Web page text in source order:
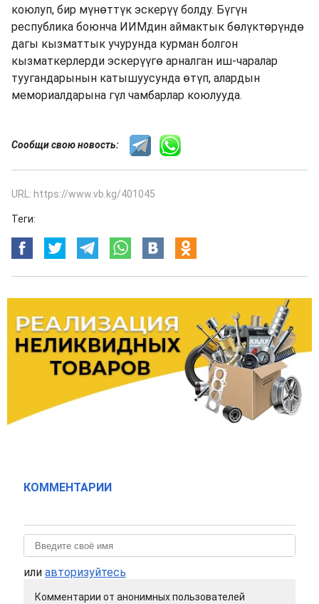
коюлуп, бир мүнөттүк эскерүү болду. Бүгүн
республика боюнча ИИМдин аймактык бөлүктөрүндө
дагы кызматтык учурунда курман болгон
кызматкерлерди эскерүүгө арналган иш-чаралар
туугандарынын катышуусунда өтүп, алардын
мемориалдарына гүл чамбарлар коюлууда.
Сообщи свою новость:
URL: https://www.vb.kg/401045
Теги:
КОММЕНТАРИИ
или авторизуйтесь
Комментарии от анонимных пользователей